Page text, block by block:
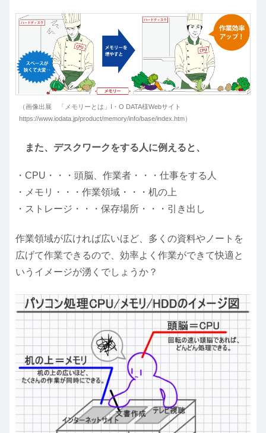
（画像出展 「メモリーとは」I・O DATA様Webサイト
https://www.iodata.jp/product/memory/info/base/index.htm）
また、デスクワークをする人に例えると、
・CPU・・・頭脳、作業者・・・仕事をする人
・メモリ・・・作業領域・・・机の上
・ストレージ・・・保存場所・・・引き出し
作業領域が広ければ広いほど、多くの資料やノートを
広げて作業できるので、効率よく作業ができて快適と
いうイメージが湧くでしょうか？